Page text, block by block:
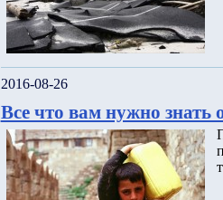
2016-08-26
Все что вам нужно